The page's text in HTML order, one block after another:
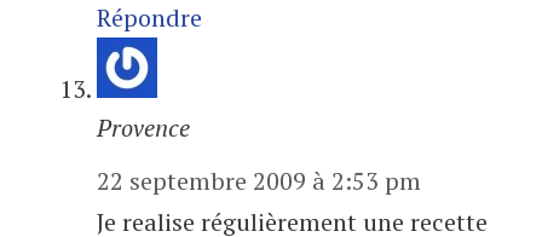
Répondre
Provence
22 septembre 2009 à 2:53 pm
Je realise régulièrement une recette